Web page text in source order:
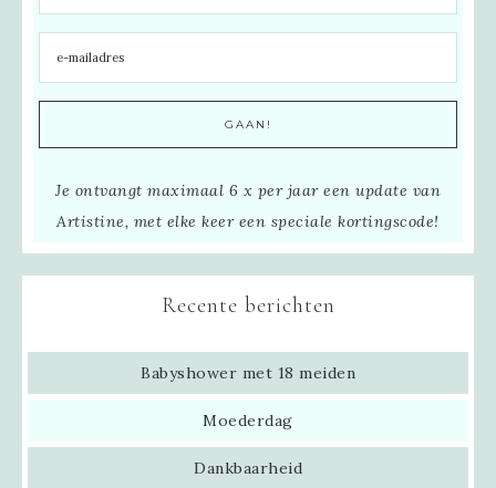
Je ontvangt maximaal 6 x per jaar een update van
Artistine, met elke keer een speciale kortingscode!
Recente berichten
Babyshower met 18 meiden
Moederdag
Dankbaarheid